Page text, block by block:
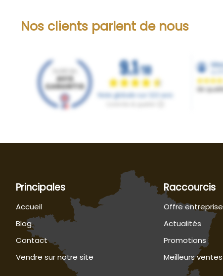
Nos clients parlent de nous
Principales
Accueil
Blog
Contact
Vendre sur notre site
Raccourcis
Offre entreprise
Actualités
Promotions
Meilleurs ventes